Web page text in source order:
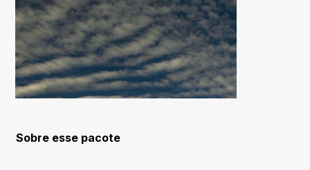
Sobre esse pacote